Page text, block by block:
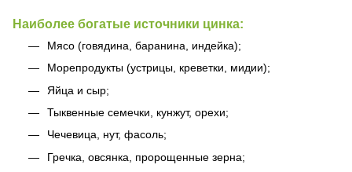
Наиболее богатые источники цинка:
Мясо (говядина, баранина, индейка);
Морепродукты (устрицы, креветки, мидии);
Яйца и сыр;
Тыквенные семечки, кунжут, орехи;
Чечевица, нут, фасоль;
Гречка, овсянка, пророщенные зерна;